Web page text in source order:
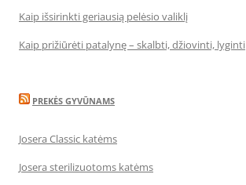
Kaip išsirinkti geriausią pelėsio valiklį
Kaip prižiūrėti patalynę – skalbti, džiovinti, lyginti
PREKĖS GYVŪNAMS
Josera Classic katėms
Josera sterilizuotoms katėms